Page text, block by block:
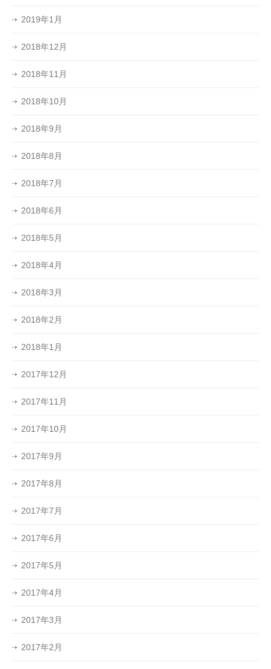
2019年1月
2018年12月
2018年11月
2018年10月
2018年9月
2018年8月
2018年7月
2018年6月
2018年5月
2018年4月
2018年3月
2018年2月
2018年1月
2017年12月
2017年11月
2017年10月
2017年9月
2017年8月
2017年7月
2017年6月
2017年5月
2017年4月
2017年3月
2017年2月